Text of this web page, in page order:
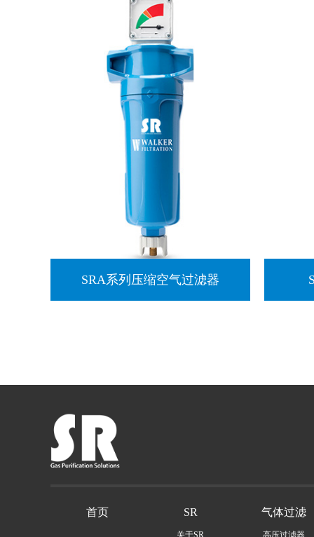
SRA系列压缩空气过滤器
首页 SR 气体过滤